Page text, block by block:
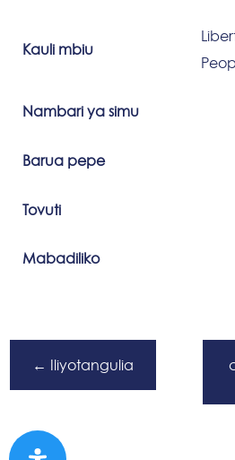
Kauli mbiu
Nambari ya simu
Barua pepe
Tovuti
Mabadiliko
← Iliyotangulia